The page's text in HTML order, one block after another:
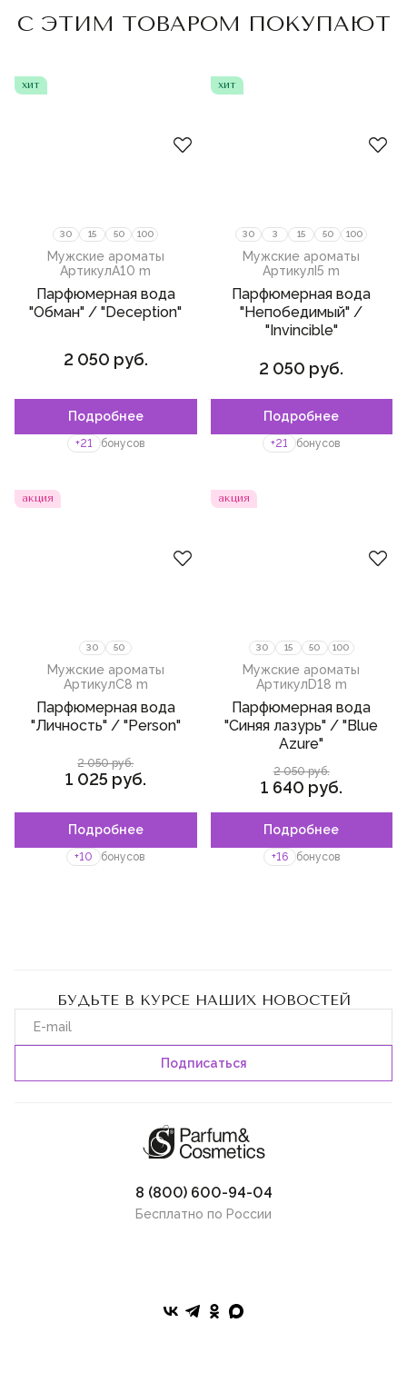
С ЭТИМ ТОВАРОМ ПОКУПАЮТ
хит
зарегистрируйтесь,
чтобы добавить товар в
30 15 50 100
Мужские ароматы
АртикулA10 m
Парфюмерная вода
"Обман" / "Deception"
2 050 руб.
Подробнее
+21 бонусов
хит
зарегистрируйтесь,
чтобы добавить товар в
30 3 15 50 100
Мужские ароматы
Артикул I5 m
Парфюмерная вода
"Непобедимый" /
"Invincible"
2 050 руб.
Подробнее
+21 бонусов
акция
Пожалуйста,войдите
зарегистрируйтесь,
чтобы добавить товар в
30 50
Мужские ароматы
АртикулC8 m
Парфюмерная вода
"Личность" / "Person"
2 050 руб.
1 025 руб.
Подробнее
+10 бонусов
акция
Пожалуйста,войдите
зарегистрируйтесь,
чтобы добавить товар в
30 15 50 100
Мужские ароматы
АртикулD18 m
Парфюмерная вода
"Синяя лазурь" / "Blue
Azurе"
2 050 руб.
1 640 руб.
Подробнее
+16 бонусов
БУДЬТЕ В КУРСЕ НАШИХ НОВОСТЕЙ
8 (800) 600-94-04
Бесплатно по России